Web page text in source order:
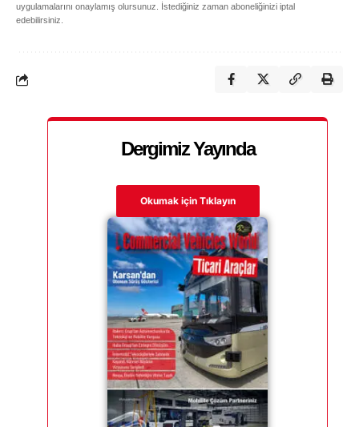
uygulamalarını onaylamış olursunuz. İstediğiniz zaman aboneliğinizi iptal
edebilirsiniz.
Dergimiz Yayında
Okumak için Tıklayın